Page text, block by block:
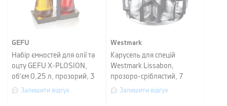
GEFU
Набір ємностей для олії та
оцту GEFU X-PLOSION,
об'єм 0,25 л, прозорий, 3
предмети
Залишити відгук
Westmark
Карусель для спецій
Westmark Lissabon,
прозоро-сріблястий, 7
предметів
Залишити відгук